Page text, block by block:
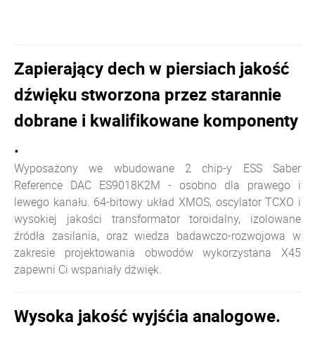
Zapierający dech w piersiach jakość
dźwięku stworzona przez starannie
dobrane i kwalifikowane komponenty
.
Wyposażony we wbudowane 2 chip-y ESS Saber
Reference DAC ES9018K2M - osobno dla prawego i
lewego kanału. 64-bitowy układ XMOS, oscylator TCXO i
wysokiej jakości transformator toroidalny, izolowane
źródła zasilania, oraz wiedza badawczo-rozwojowa w
zakresie projektowania obwodów wykorzystana X45
zapewni Ci wspaniały dźwięk.
Wysoka jakość wyjśćia analogowe.